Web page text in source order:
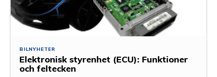
BILNYHETER
Elektronisk styrenhet (ECU): Funktioner
och feltecken